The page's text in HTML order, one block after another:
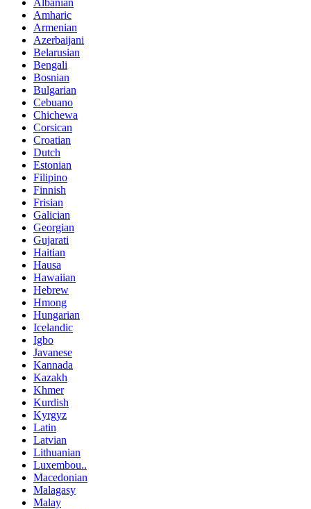
Albanian
Amharic
Armenian
Azerbaijani
Belarusian
Bengali
Bosnian
Bulgarian
Cebuano
Chichewa
Corsican
Croatian
Dutch
Estonian
Filipino
Finnish
Frisian
Galician
Georgian
Gujarati
Haitian
Hausa
Hawaiian
Hebrew
Hmong
Hungarian
Icelandic
Igbo
Javanese
Kannada
Kazakh
Khmer
Kurdish
Kyrgyz
Latin
Latvian
Lithuanian
Luxembou..
Macedonian
Malagasy
Malay